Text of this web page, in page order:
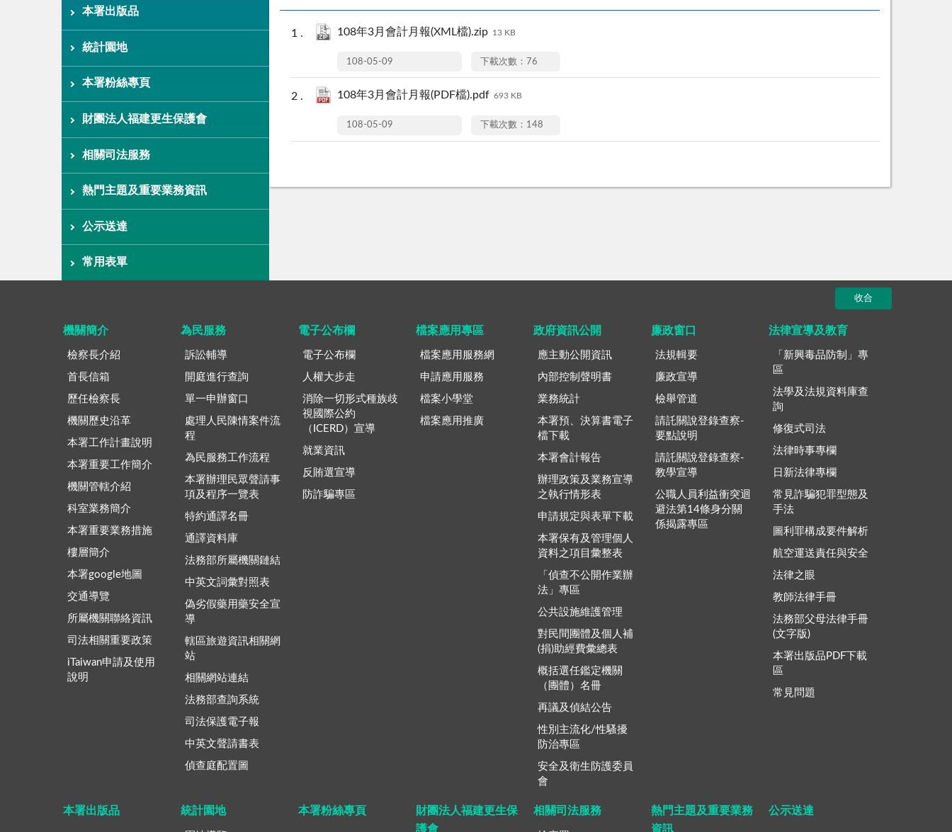
本署出版品
統計園地
本署粉絲專頁
財團法人福建更生保護會
相關司法服務
熱門主題及重要業務資訊
公示送達
常用表單
108年3月會計月報(XML檔).zip 13 KB
108-05-09 下載次數：76
108年3月會計月報(PDF檔).pdf 693 KB
108-05-09 下載次數：148
收合
機關簡介
檢察長介紹
首長信箱
歷任檢察長
機關歷史沿革
本署工作計畫說明
本署重要工作簡介
機關管轄介紹
科室業務簡介
本署重要業務措施
樓層簡介
本署google地圖
交通導覽
所屬機關聯絡資訊
司法相關重要政策
iTaiwan申請及使用
說明
為民服務
訴訟輔導
開庭進行查詢
單一申辦窗口
處理人民陳情案件流
程
為民服務工作流程
本署辦理民眾聲請事
項及程序一覽表
特約通譯名冊
通譯資料庫
法務部所屬機關鏈結
中英文詞彙對照表
偽劣假藥用藥安全宣
導
轄區旅遊資訊相關網
站
相關網站連結
法務部查詢系統
司法保護電子報
中英文聲請書表
偵查庭配置圖
電子公布欄
電子公布欄
人權大步走
消除一切形式種族歧
視國際公約
（ICERD）宣導
就業資訊
反賄選宣導
防詐騙專區
檔案應用專區
檔案應用服務網
申請應用服務
檔案小學堂
檔案應用推廣
政府資訊公開
應主動公開資訊
內部控制聲明書
業務統計
本署預、決算書電子
檔下載
本署會計報告
辦理政策及業務宣導
之執行情形表
申請規定與表單下載
本署保有及管理個人
資料之項目彙整表
「偵查不公開作業辦
法」專區
公共設施維護管理
對民間團體及個人補
(捐)助經費彙總表
概括選任鑑定機關
（團體）名冊
再議及偵結公告
性別主流化/性騷擾
防治專區
安全及衛生防護委員
會
廉政窗口
法規輯要
廉政宣導
檢舉管道
請託關說登錄查察-
要點說明
請託關說登錄查察-
教學宣導
公職人員利益衝突迴
避法第14條身分關
係揭露專區
法律宣導及教育
「新興毒品防制」專
區
法學及法規資料庫查
詢
修復式司法
法律時事專欄
日新法律專欄
常見詐騙犯罪型態及
手法
圖利罪構成要件解析
航空運送責任與安全
法律之眼
教師法律手冊
法務部父母法律手冊
(文字版)
本署出版品PDF下載
區
常見問題
本署出版品 統計園地 本署粉絲專頁
財團法人福建更生保
護會
相關司法服務
熱門主題及重要業務
資訊
公示送達